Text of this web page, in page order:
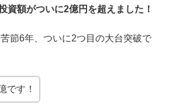
資額がついに2億円を超えました！
節6年、ついに2つ目の大台突破で
です！